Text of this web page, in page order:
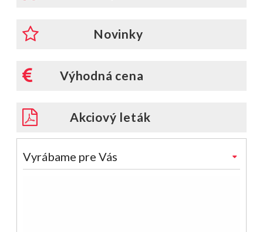
Novinky
Výhodná cena
Akciový leták
Vyrábame pre Vás